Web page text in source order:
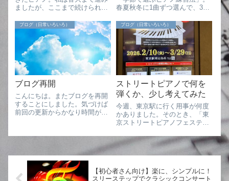
ましたが、ここまで続けられた
でした。大人になって自分で先
生を探す難しさにも直面し、改
めて自分に会う先生の大切さを
痛感しています。子どもの場合
は、先生や親のリ...
春夏秋冬に1曲ずつ選んで、3ヶ
を保ちながら音楽と暮らすアイ
デアを紹介。
ブログ（日常いろいろ）
ブログ再開
こんにちは。またブログを再開
することにしました。気づけば
前回の更新からかなり時間が経
追われるうちに、なかなか書く
も、やっぱり音楽学習について
書くのは、自分の気...
ブログ（日常いろいろ）
ストリートピアノで何を
弾くか、少し考えてみた
今週、東京駅に行く用事が何度
かありました。そのとき、「東
京ストリートピアノフェスティ
て、「今って、こんなふうに
大々的に展開されているんだ
な」と感じました。ストリート
かけるようになり...
【初心者さん向け】楽に、シンプルに！
スリーステップでクラシックコンサート